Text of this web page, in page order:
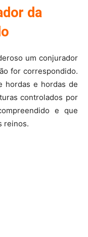
da
um conjurador
for correspondido.
hordas e hordas de
controlados por
e que
reinos.